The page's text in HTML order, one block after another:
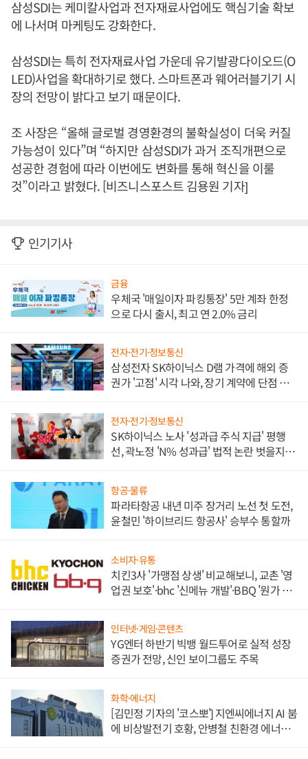
삼성SDI는 케미칼사업과 전자재료사업에도 핵심기술 확보
에 나서며 마케팅도 강화한다.
삼성SDI는 특히 전자재료사업 가운데 유기발광다이오드(O
LED)사업을 확대하기로 했다. 스마트폰과 웨어러블기기 시
장의 전망이 밝다고 보기 때문이다.
조 사장은 “올해 글로벌 경영환경의 불확실성이 더욱 커질
가능성이 있다”며 “하지만 삼성SDI가 과거 조직개편으로
성공한 경험에 따라 이번에도 변화를 통해 혁신을 이룰
것”이라고 밝혔다. [비즈니스포스트 김용원 기자]
인기기사
금융
우체국 '매일이자 파킹통장' 5만 계좌 한정
으로 다시 출시, 최고 연 2.0% 금리
전자·전기·정보통신
삼성전자 SK하이닉스 D램 가격에 해외 증
권가 '고점' 시각 나와, 장기 계약에 단점 부
전자·전기·정보통신
SK하이닉스 노사 '성과급 주식 지급' 평행
선, 곽노정 'N% 성과급' 법적 논란 벗을지 주
항공·물류
파라타항공 내년 미주 장거리 노선 첫 도전,
윤철민 '하이브리드 항공사' 승부수 통할까
소비자·유통
치킨3사 '가맹점 상생' 비교해보니, 교촌 '영
업권 보호'·bhc '신메뉴 개발'·BBQ '원가 부
인터넷·게임·콘텐츠
YG엔터 하반기 빅뱅 월드투어로 실적 성장
증권가 전망, 신인 보이그룹도 주목
화학·에너지
[김민정 기자의 '코스뽀'] 지엔씨에너지 AI 붐
에 비상발전기 호황, 안병철 친환경 에너지